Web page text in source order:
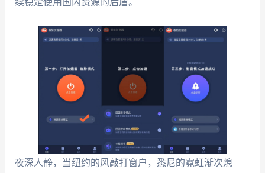
续稳定使用国内资源的后盾。
夜深人静，当纽约的风敲打窗户，悉尼的霓虹渐次熄